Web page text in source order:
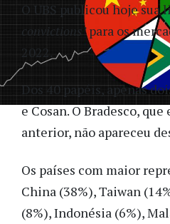
O UBS publicou hoje sua
convictions’para os
2022.
Dos 40 papéis, apenas
e Cosan. O Bradesco,
anterior, não apareceu
Os países com maior
China (38%), Taiwan
(8%), Indonésia (6%),